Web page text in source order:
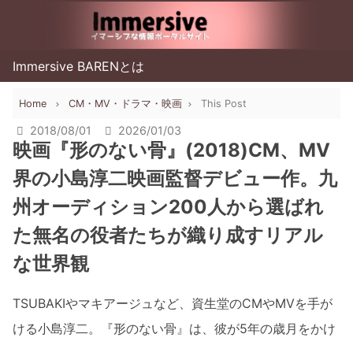
Immersive BARENとは
Home CM・MV・ドラマ・映画 This Post
2018/08/01 2026/01/03
映画『形のない骨』(2018)CM、MV
界の小島淳二映画監督デビュー作。九
州オーディション200人から選ばれ
た無名の役者たちが織り成すリアル
な世界観
TSUBAKIやマキアージュなど、資生堂のCMやMVを手が
ける小島淳二。『形のない骨』は、彼が5年の歳月をかけ